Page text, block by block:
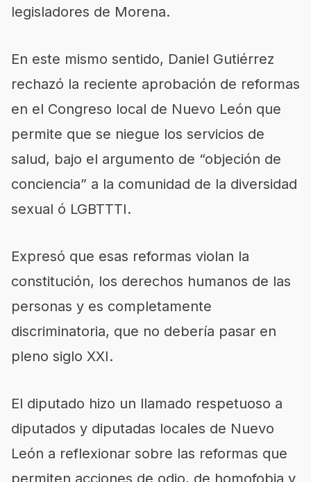
legisladores de Morena.
En este mismo sentido, Daniel Gutiérrez
rechazó la reciente aprobación de reformas
en el Congreso local de Nuevo León que
permite que se niegue los servicios de
salud, bajo el argumento de “objeción de
conciencia” a la comunidad de la diversidad
sexual ó LGBTTTI.
Expresó que esas reformas violan la
constitución, los derechos humanos de las
personas y es completamente
discriminatoria, que no debería pasar en
pleno siglo XXI.
El diputado hizo un llamado respetuoso a
diputados y diputadas locales de Nuevo
León a reflexionar sobre las reformas que
permiten acciones de odio, de homofobia y